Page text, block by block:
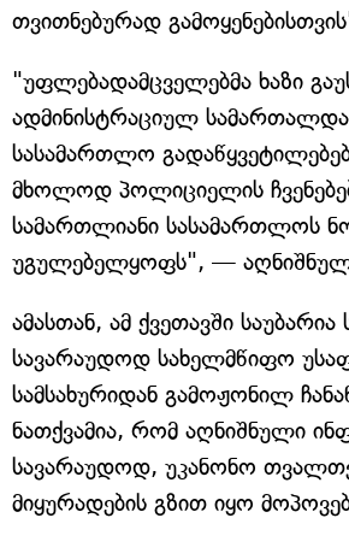
თვითნებურად
"უფლებადამცველებმა ხაზი
ადმინისტრაციულ
სასამართლო
მხოლოდ პოლიციელის
სამართლიანი სასამართლოს
უგულებელყოფს", —
ამასთან, ამ ქვეთავში საუბარია
სავარაუდოდ სახელმწიფო
სამსახურიდან გამოჟონილ
ნათქვამია, რომ აღნიშნული
სავარაუდოდ, უკანონო
მიყურადების გზით იყო